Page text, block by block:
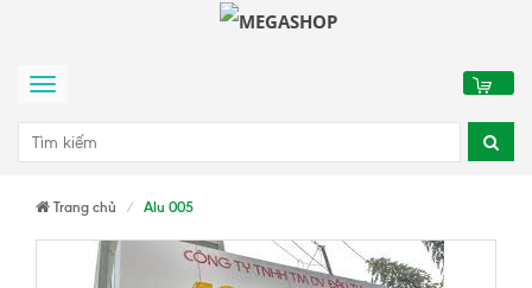
Menu
Trang chủ Alu 005